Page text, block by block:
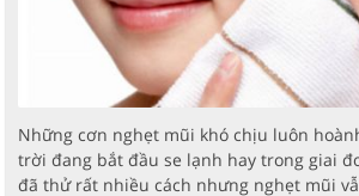
Những cơn nghẹt mũi khó chịu luôn
trời đang bắt đầu se lạnh hay trong giai
đã thử rất nhiều cách nhưng nghẹt mũi